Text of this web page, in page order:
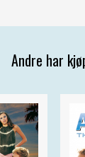
Andre har